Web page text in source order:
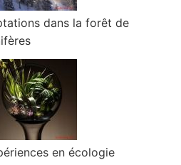
dans la forêt de
en écologie